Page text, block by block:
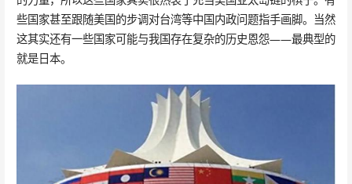
些国家甚至跟随美国的步调对台湾等中国内政问题指手画脚。当然
这其实还有一些国家可能与我国存在复杂的历史恩怨——最典型的
就是日本。